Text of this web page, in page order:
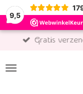
9,5
Gratis